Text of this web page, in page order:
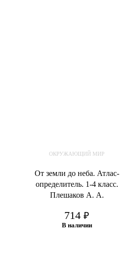
ОКРУЖАЮЩИЙ МИР
От земли до неба. Атлас-
определитель. 1-4 класс.
Плешаков А. А.
714 ₽
В наличии